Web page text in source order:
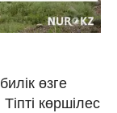
өзге
көршілес